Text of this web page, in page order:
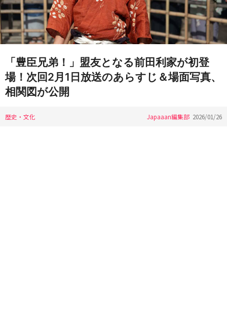
「豊臣兄弟！」盟友となる前田利家が初登
場！次回2月1日放送のあらすじ＆場面写真、
相関図が公開
歴史・文化 Japaaan編集部 2026/01/26